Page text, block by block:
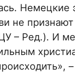
Немецкие
не
– Ред.). И